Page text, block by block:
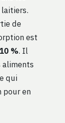
de
est
%. Il
aliments
qui
pour en